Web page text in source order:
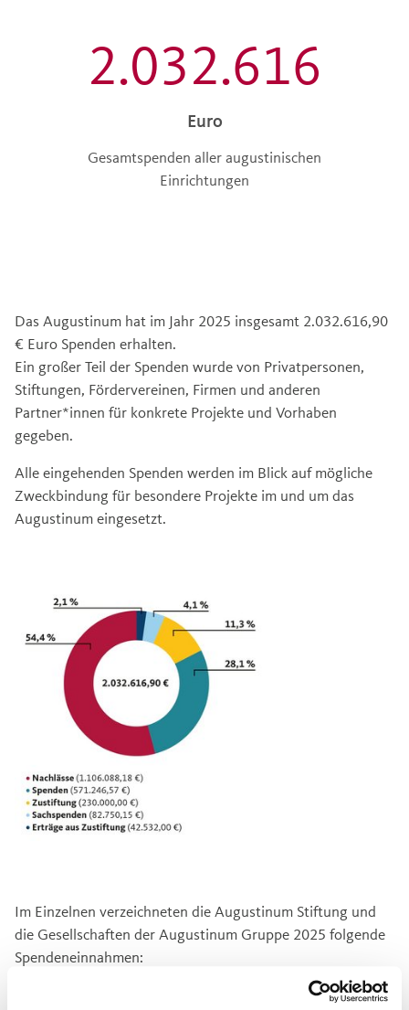
2.032.616
Euro
Gesamtspenden aller augustinischen
Einrichtungen
Das Augustinum hat im Jahr 2025 insgesamt 2.032.616,90
€ Euro Spenden erhalten.
Ein großer Teil der Spenden wurde von Privatpersonen,
Stiftungen, Fördervereinen, Firmen und anderen
Partner*innen für konkrete Projekte und Vorhaben
gegeben.
Alle eingehenden Spenden werden im Blick auf mögliche
Zweckbindung für besondere Projekte im und um das
Augustinum eingesetzt.
Im Einzelnen verzeichneten die Augustinum Stiftung und
die Gesellschaften der Augustinum Gruppe 2025 folgende
Spendeneinnahmen: